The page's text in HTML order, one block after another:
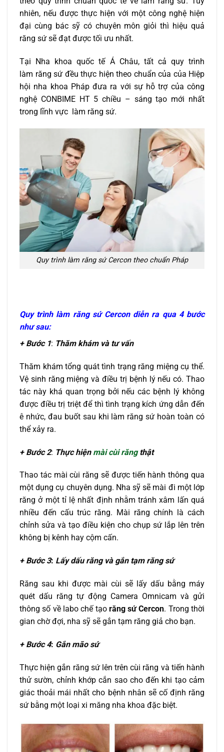
nhiên, nếu được thực hiện với một công nghệ hiện
đại cùng bác sỹ có chuyên môn giỏi thì hiệu quả
răng sứ sẽ đạt được tối ưu nhất.
Tại Nha khoa quốc tế Á Châu, tất cả quy trình
làm răng sứ đều thực hiện theo chuẩn của của Hiệp
hội nha khoa Pháp đưa ra với sự hỗ trợ của công
nghệ CONBIME HT 5 chiều – sáng tạo mới nhất
trong lĩnh vực làm răng sứ.
Quy trình làm răng sứ Cercon theo chuẩn Pháp
Quy trình làm răng sứ Cercondiễn ra qua 4 bước
như sau:
+ Bước 1: Thăm khám và tư vấn
Thăm khám tổng quát tình trạng răng miệng cụ thể.
Vệ sinh răng miệng và điều trị bệnh lý nếu có. Thao
tác này khá quan trọng bởi nếu các bệnh lý không
được điều trị triệt để thì tình trạng kích ứng dẫn đến
ê nhức, đau buốt sau khi làm răng sứ hoàn toàn có
thể xảy ra.
+ Bước 2: Thực hiệnmài cùi răngthật
Thao tác mài cùi răng sẽ được tiến hành thông qua
một dụng cụ chuyên dụng. Nha sỹ sẽ mài đi một lớp
răng ở một tỉ lệ nhất định nhằm tránh xâm lấn quá
nhiều đến cấu trúc răng. Mài răng chính là cách
chỉnh sửa và tạo điều kiện cho chụp sứ lắp lên trên
không bị kênh hay cộm cấn.
+ Bước 3: Lấy dấu răng và gắn tạm răng sứ
Răng sau khi được mài cùi sẽ lấy dấu bằng máy
quét dấu răng tự động Camera Omnicam và gửi
thông số về labo chế tạo răng sứ Cercon. Trong thời
gian chờ đợi, nha sỹ sẽ gắn tạm răng giả cho bạn.
+ Bước 4: Gắn mão sứ
Thực hiện gắn răng sứ lên trên cùi răng và tiến hành
thử sườn, chỉnh khớp cắn sao cho đến khi tạo cảm
giác thoải mái nhất cho bệnh nhân sẽ cố định răng
sứ bằng một loại xi măng nha khoa đặc biệt.